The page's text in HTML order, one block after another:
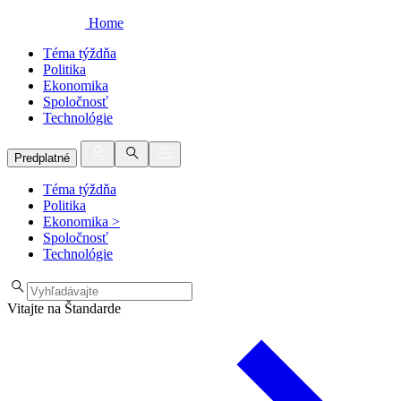
Home
Téma týždňa
Politika
Ekonomika
Spoločnosť
Technológie
Predplatné
Téma týždňa
Politika
Ekonomika >
Spoločnosť
Technológie
Vitajte na Štandarde